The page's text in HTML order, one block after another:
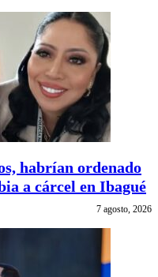
habrían ordenado
a cárcel en Ibagué
7 agosto, 2026